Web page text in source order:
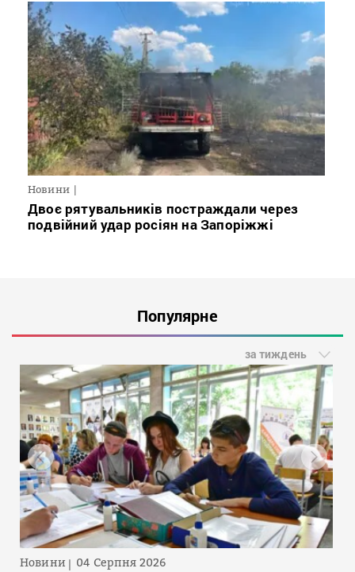
Новини
Двоє рятувальників постраждали через
подвійний удар росіян на Запоріжжі
Популярне
за тиждень
Новини 04 Серпня 2026